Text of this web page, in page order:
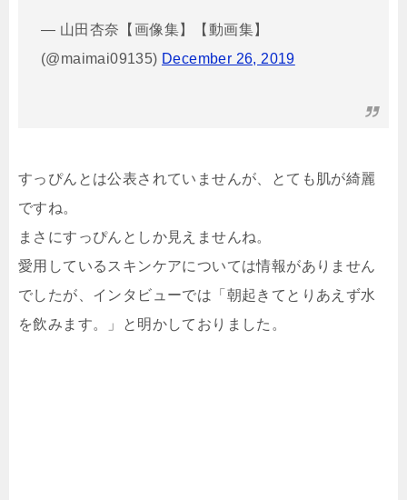
— 山田杏奈【画像集】【動画集】
(@maimai09135) December 26, 2019
すっぴんとは公表されていませんが、とても肌が綺麗
ですね。
まさにすっぴんとしか見えませんね。
愛用しているスキンケアについては情報がありません
でしたが、インタビューでは「朝起きてとりあえず水
を飲みます。」と明かしておりました。